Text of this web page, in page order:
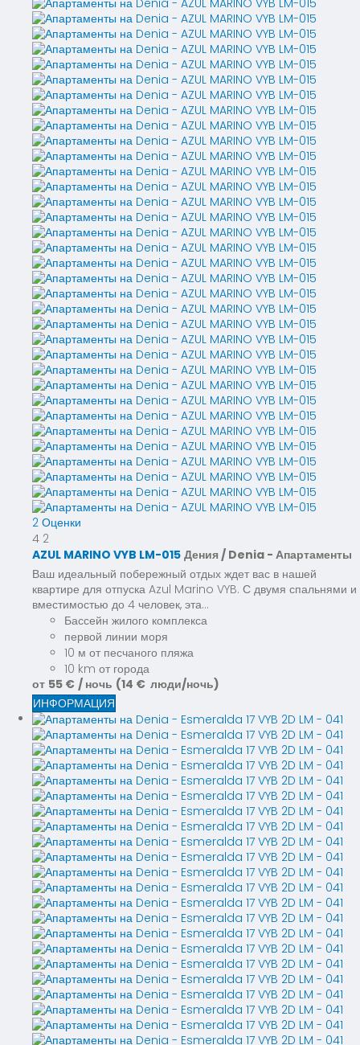
2 Оценки
4 2
AZUL MARINO VYB LM-015 Дения / Denia - Апартаменты
Ваш идеальный побережный отдых ждет вас в нашей
квартире для отпуска Azul Marino VYB. С двумя спальнями и
вместимостью до 4 человек, эта...
Бассейн жилого комплекса
первой линии моря
10 м от песчаного пляжа
10 km от города
от 55 € / ночь (14 € люди/ночь)
ИНФОРМАЦИЯ